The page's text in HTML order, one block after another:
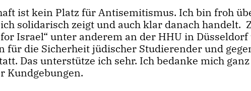
ist kein Platz für Antisemitismus. Ich bin froh
solidarisch zeigt und auch klar danach handelt.
Israel“ unter anderem an der HHU in
für die Sicherheit jüdischer Studierender und
Das unterstütze ich sehr. Ich bedanke mich
Kundgebungen.